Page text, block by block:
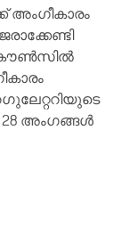
അംഗീകാരം
കൗൺസിൽ
അംഗങ്ങൾ